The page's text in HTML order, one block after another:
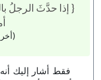
{ إذا حدَّثَ الرجلُ
فقط أشار إليك